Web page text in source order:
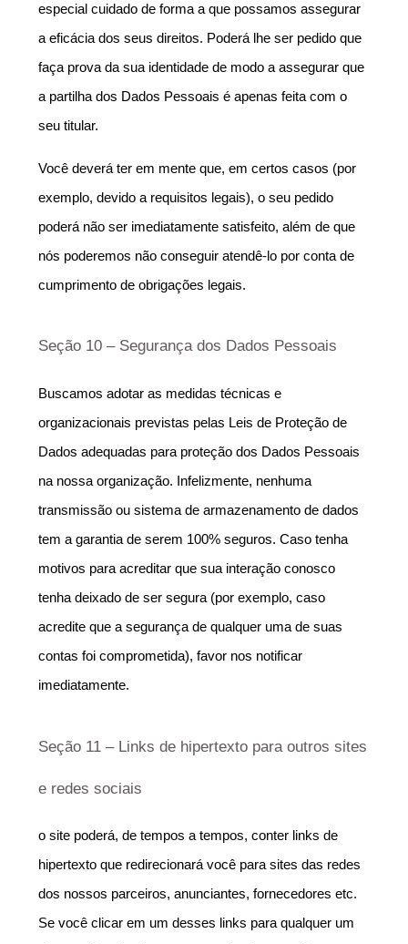
especial cuidado de forma a que possamos assegurar
a eficácia dos seus direitos. Poderá lhe ser pedido que
faça prova da sua identidade de modo a assegurar que
a partilha dos Dados Pessoais é apenas feita com o
seu titular.
Você deverá ter em mente que, em certos casos (por
exemplo, devido a requisitos legais), o seu pedido
poderá não ser imediatamente satisfeito, além de que
nós poderemos não conseguir atendê-lo por conta de
cumprimento de obrigações legais.
Seção 10 – Segurança dos Dados Pessoais
Buscamos adotar as medidas técnicas e
organizacionais previstas pelas Leis de Proteção de
Dados adequadas para proteção dos Dados Pessoais
na nossa organização. Infelizmente, nenhuma
transmissão ou sistema de armazenamento de dados
tem a garantia de serem 100% seguros. Caso tenha
motivos para acreditar que sua interação conosco
tenha deixado de ser segura (por exemplo, caso
acredite que a segurança de qualquer uma de suas
contas foi comprometida), favor nos notificar
imediatamente.
Seção 11 – Links de hipertexto para outros sites
e redes sociais
o site poderá, de tempos a tempos, conter links de
hipertexto que redirecionará você para sites das redes
dos nossos parceiros, anunciantes, fornecedores etc.
Se você clicar em um desses links para qualquer um